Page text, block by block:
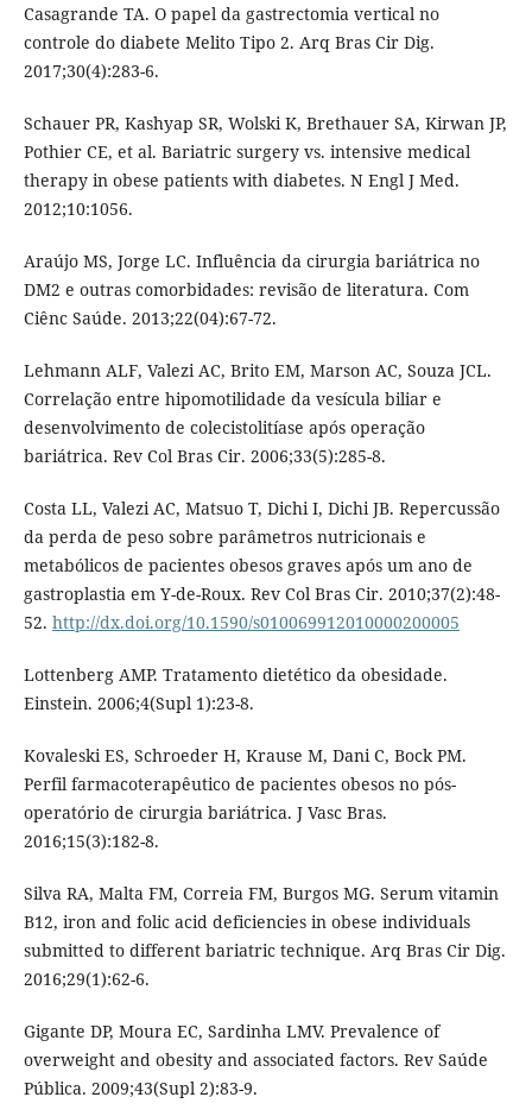
Casagrande TA. O papel da gastrectomia vertical no
controle do diabete Melito Tipo 2. Arq Bras Cir Dig.
2017;30(4):283-6.
Schauer PR, Kashyap SR, Wolski K, Brethauer SA, Kirwan JP,
Pothier CE, et al. Bariatric surgery vs. intensive medical
therapy in obese patients with diabetes. N Engl J Med.
2012;10:1056.
Araújo MS, Jorge LC. Influência da cirurgia bariátrica no
DM2 e outras comorbidades: revisão de literatura. Com
Ciênc Saúde. 2013;22(04):67-72.
Lehmann ALF, Valezi AC, Brito EM, Marson AC, Souza JCL.
Correlação entre hipomotilidade da vesícula biliar e
desenvolvimento de colecistolitíase após operação
bariátrica. Rev Col Bras Cir. 2006;33(5):285-8.
Costa LL, Valezi AC, Matsuo T, Dichi I, Dichi JB. Repercussão
da perda de peso sobre parâmetros nutricionais e
metabólicos de pacientes obesos graves após um ano de
gastroplastia em Y-de-Roux. Rev Col Bras Cir. 2010;37(2):48-
52. http://dx.doi.org/10.1590/s010069912010000200005
Lottenberg AMP. Tratamento dietético da obesidade.
Einstein. 2006;4(Supl 1):23-8.
Kovaleski ES, Schroeder H, Krause M, Dani C, Bock PM.
Perfil farmacoterapêutico de pacientes obesos no pós-
operatório de cirurgia bariátrica. J Vasc Bras.
2016;15(3):182-8.
Silva RA, Malta FM, Correia FM, Burgos MG. Serum vitamin
B12, iron and folic acid deficiencies in obese individuals
submitted to different bariatric technique. Arq Bras Cir Dig.
2016;29(1):62-6.
Gigante DP, Moura EC, Sardinha LMV. Prevalence of
overweight and obesity and associated factors. Rev Saúde
Pública. 2009;43(Supl 2):83-9.